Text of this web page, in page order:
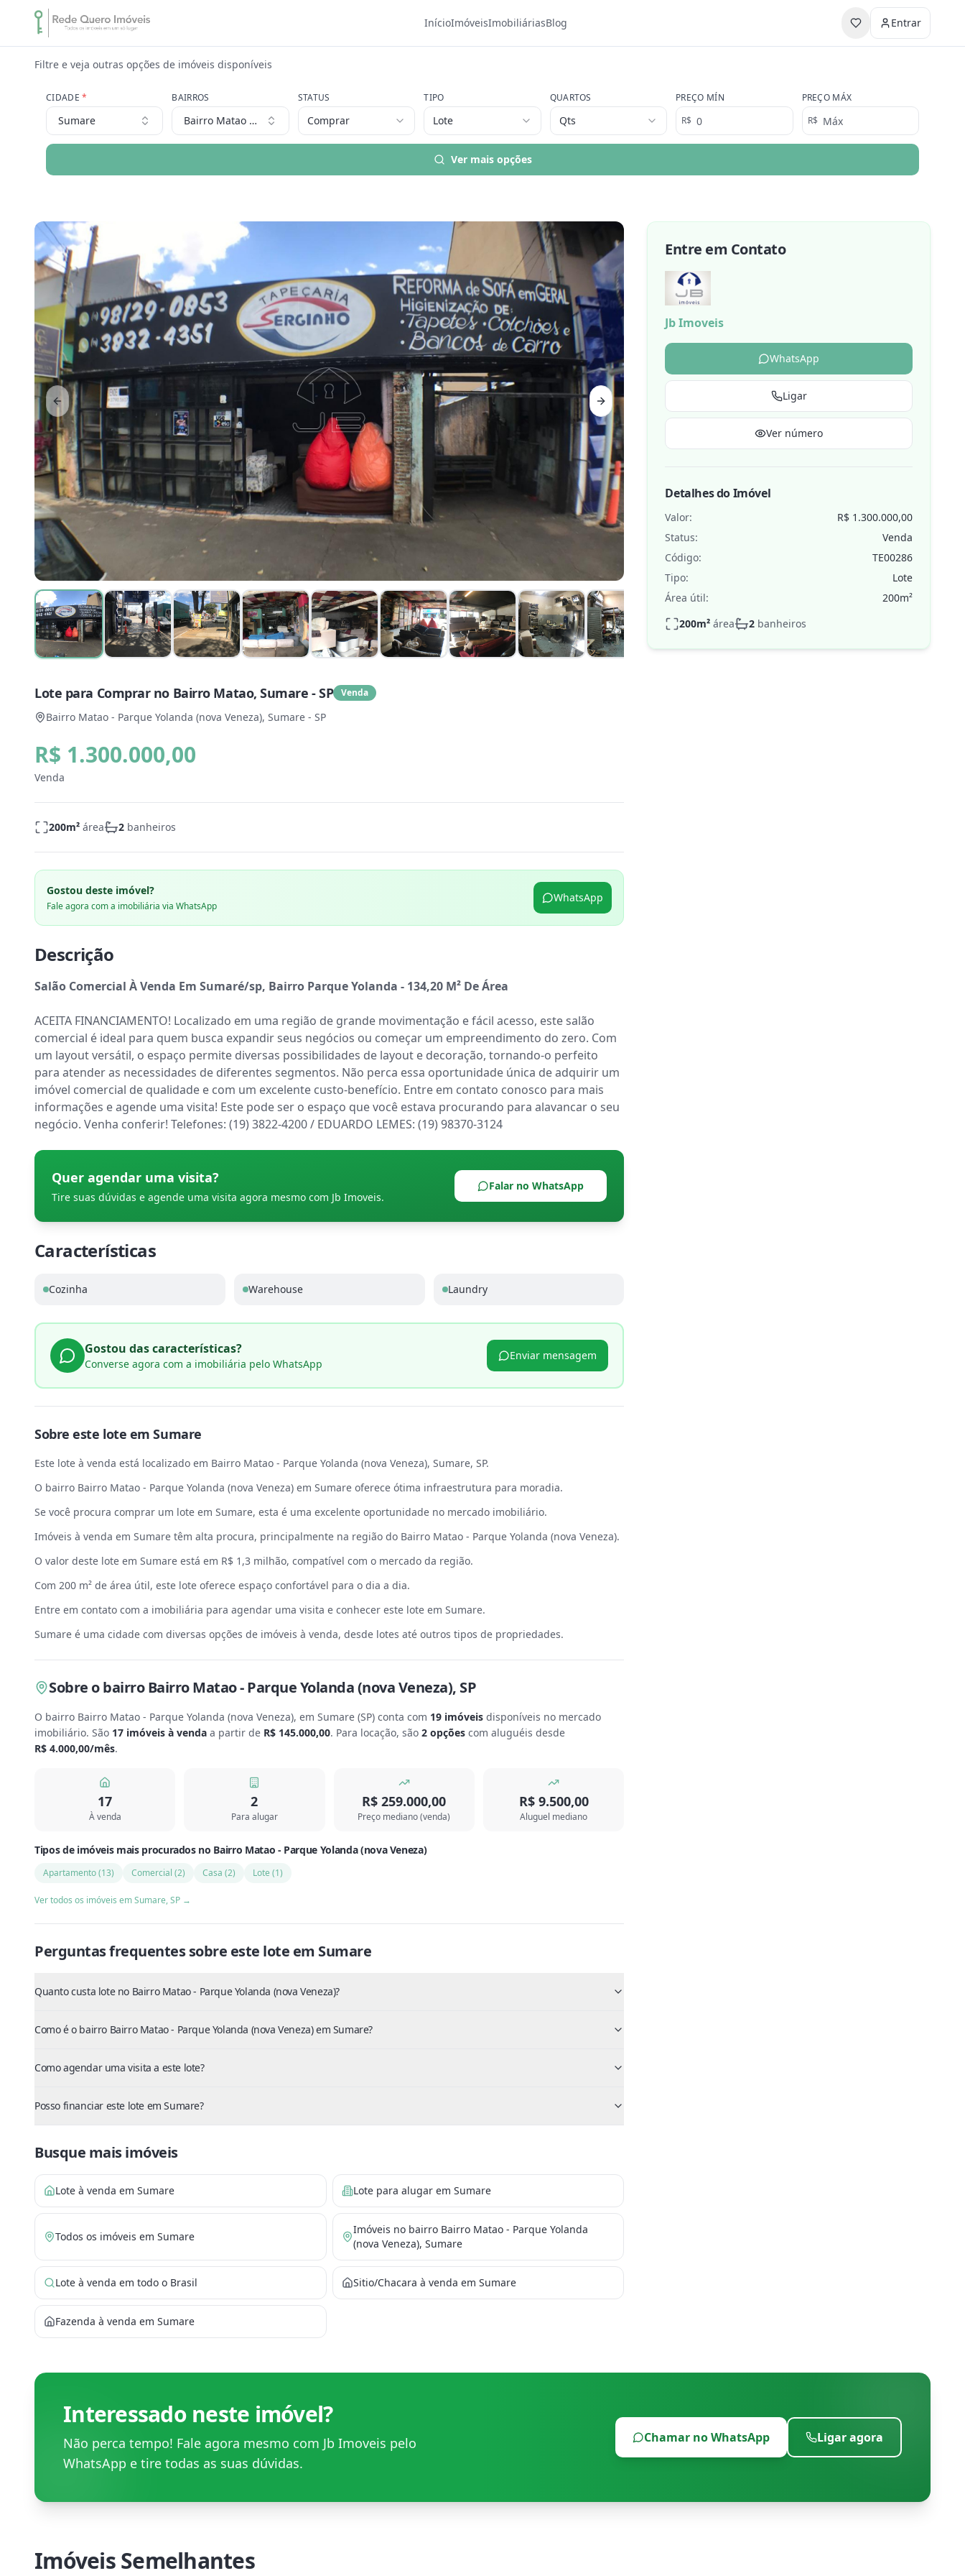
InícioImóveisImobiliáriasBlog Entrar
Filtre e veja outras opções de imóveis disponíveis
CIDADE*
Sumare
BAIRROS
Bairro Matao - Parque Yolanda (nova Veneza)
STATUS
Comprar
TIPO
Lote
QUARTOS
Qts
PREÇO MÍN
R$
PREÇO MÁX
R$
Ver mais opções
Previous slide Next slide
Lote para Comprar no Bairro Matao, Sumare - SP Venda
Bairro Matao - Parque Yolanda (nova Veneza), Sumare - SP
R$ 1.300.000,00
Venda
200m² área 2 banheiros
Gostou deste imóvel?
Fale agora com a imobiliária via WhatsApp
WhatsApp
Descrição
Salão Comercial À Venda Em Sumaré/sp, Bairro Parque Yolanda - 134,20 M² De Área
ACEITA FINANCIAMENTO! Localizado em uma região de grande movimentação e fácil acesso, este salão
comercial é ideal para quem busca expandir seus negócios ou começar um empreendimento do zero. Com
um layout versátil, o espaço permite diversas possibilidades de layout e decoração, tornando-o perfeito
para atender as necessidades de diferentes segmentos. Não perca essa oportunidade única de adquirir um
imóvel comercial de qualidade e com um excelente custo-benefício. Entre em contato conosco para mais
informações e agende uma visita! Este pode ser o espaço que você estava procurando para alavancar o seu
negócio. Venha conferir! Telefones: (19) 3822-4200 / EDUARDO LEMES: (19) 98370-3124
Quer agendar uma visita?
Tire suas dúvidas e agende uma visita agora mesmo com Jb Imoveis.
Falar no WhatsApp
Características
Cozinha Warehouse Laundry
Gostou das características?
Converse agora com a imobiliária pelo WhatsApp
Enviar mensagem
Sobre este lote emSumare
Este lote à venda está localizado em Bairro Matao - Parque Yolanda (nova Veneza), Sumare, SP.
O bairro Bairro Matao - Parque Yolanda (nova Veneza) em Sumare oferece ótima infraestrutura para moradia.
Se você procura comprar um lote em Sumare, esta é uma excelente oportunidade no mercado imobiliário.
Imóveis à venda em Sumare têm alta procura, principalmente na região do Bairro Matao - Parque Yolanda (nova Veneza).
O valor deste lote em Sumare está em R$ 1,3 milhão, compatível com o mercado da região.
Com 200 m² de área útil, este lote oferece espaço confortável para o dia a dia.
Entre em contato com a imobiliária para agendar uma visita e conhecer este lote em Sumare.
Sumare é uma cidade com diversas opções de imóveis à venda, desde lotes até outros tipos de propriedades.
Sobre o bairro Bairro Matao - Parque Yolanda (nova Veneza), SP
O bairro Bairro Matao - Parque Yolanda (nova Veneza), em Sumare (SP) conta com 19 imóveis disponíveis no mercado
imobiliário. São 17 imóveis à venda a partir de R$ 145.000,00. Para locação, são 2 opções com aluguéis desde
R$ 4.000,00/mês.
17
À venda
2
Para alugar
R$ 259.000,00
Preço mediano (venda)
R$ 9.500,00
Aluguel mediano
Tipos de imóveis mais procurados no Bairro Matao - Parque Yolanda (nova Veneza)
Apartamento(13) Comercial (2) Casa (2) Lote (1)
Ver todos os imóveis emSumare,SP →
Perguntas frequentes sobre este lote em Sumare
Quanto custa lote no Bairro Matao - Parque Yolanda (nova Veneza)?
Como é o bairro Bairro Matao - Parque Yolanda (nova Veneza) em Sumare?
Como agendar uma visita a este lote?
Posso financiar este lote em Sumare?
Busque mais imóveis
Lote à venda em Sumare Lote para alugar em Sumare
Todos os imóveis em Sumare
Imóveis no bairro Bairro Matao - Parque Yolanda
(nova Veneza), Sumare
Lote à venda em todo o Brasil Sitio/Chacara à venda em Sumare
Fazenda à venda em Sumare
Entre em Contato
Jb Imoveis
WhatsApp
Ligar
Ver número
Detalhes do Imóvel
Valor:
R$ 1.300.000,00
Status:
Venda
Código:
TE00286
Tipo:
Lote
Área útil:
200m²
200m² área 2 banheiros
Interessado neste imóvel?
Não perca tempo! Fale agora mesmo com Jb Imoveis pelo
WhatsApp e tire todas as suas dúvidas.
Chamar no WhatsApp Ligar agora
Imóveis Semelhantes